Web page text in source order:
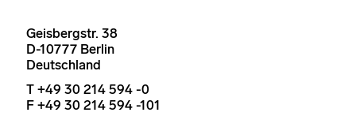
Geisbergstr. 38
D-10777 Berlin
Deutschland
T +49 30 214 594 -0
F +49 30 214 594 -101